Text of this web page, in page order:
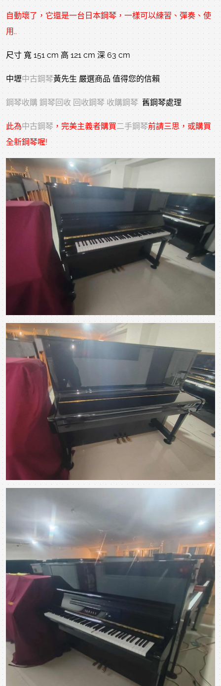
自動壞了，它還是一台日本鋼琴，一樣可以練習、彈奏、使
用..
尺寸 寬 151 cm 高 121 cm 深 63 cm
中壢中古鋼琴黃先生 嚴選商品 值得您的信賴
鋼琴收購 鋼琴回收 回收鋼琴 收購鋼琴舊鋼琴處理
此為中古鋼琴 ，完美主義者購買二手鋼琴前請三思，或購買
全新鋼琴喔!